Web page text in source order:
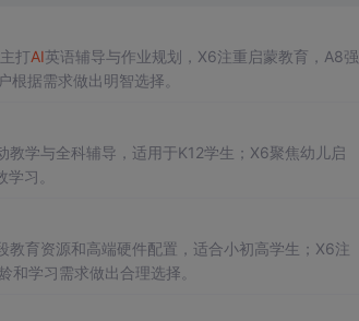
主打AI英语辅导与作业规划，X6注重启蒙教育，A8强
据需求做出明智选择。
教学与全科辅导，适用于K12学生；X6聚焦幼儿启
习。
教育资源和高端硬件配置，适合小初高学生；X6注
学习需求做出合理选择。